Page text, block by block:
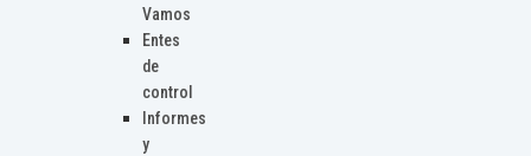
Vamos
Entes
de
control
Informes
y